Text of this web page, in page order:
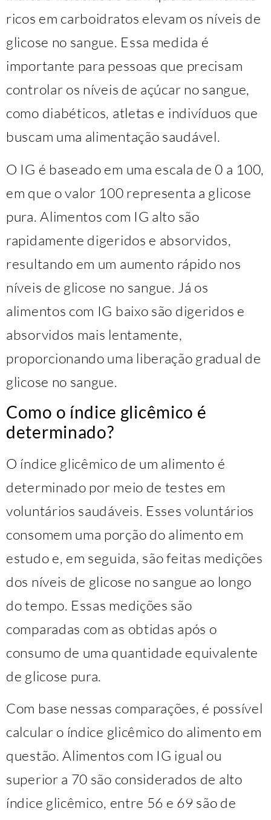
ricos em carboidratos elevam os níveis de
glicose no sangue. Essa medida é
importante para pessoas que precisam
controlar os níveis de açúcar no sangue,
como diabéticos, atletas e indivíduos que
buscam uma alimentação saudável.
O IG é baseado em uma escala de 0 a 100,
em que o valor 100 representa a glicose
pura. Alimentos com IG alto são
rapidamente digeridos e absorvidos,
resultando em um aumento rápido nos
níveis de glicose no sangue. Já os
alimentos com IG baixo são digeridos e
absorvidos mais lentamente,
proporcionando uma liberação gradual de
glicose no sangue.
Como o índice glicêmico é
determinado?
O índice glicêmico de um alimento é
determinado por meio de testes em
voluntários saudáveis. Esses voluntários
consomem uma porção do alimento em
estudo e, em seguida, são feitas medições
dos níveis de glicose no sangue ao longo
do tempo. Essas medições são
comparadas com as obtidas após o
consumo de uma quantidade equivalente
de glicose pura.
Com base nessas comparações, é possível
calcular o índice glicêmico do alimento em
questão. Alimentos com IG igual ou
superior a 70 são considerados de alto
índice glicêmico, entre 56 e 69 são de